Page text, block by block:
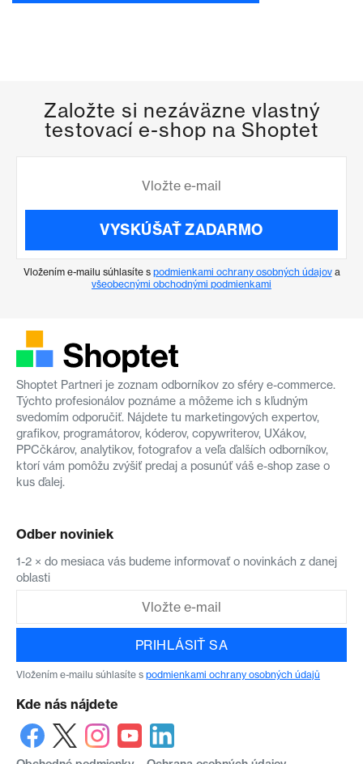
Založte si nezáväzne vlastný
testovací e-shop na Shoptet
VYSKÚŠAŤ ZADARMO
Vložením e-mailu súhlasíte s podmienkami ochrany osobných údajova
všeobecnými obchodnými podmienkami
Shoptet Partneri je zoznam odborníkov zo sféry e-commerce.
Týchto profesionálov poznáme a môžeme ich s kľudným
svedomím odporučiť. Nájdete tu marketingových expertov,
grafikov, programátorov, kóderov, copywriterov, UXákov,
PPCčkárov, analytikov, fotografov a veľa ďalších odborníkov,
ktorí vám pomôžu zvýšiť predaj a posunúť váš e-shop zase o
kus ďalej.
Odber noviniek
1-2 × do mesiaca vás budeme informovať o novinkách z danej
oblasti
PRIHLÁSIŤ SA
Vložením e-mailu súhlasíte s podmienkami ochrany osobných údajů
Kde nás nájdete